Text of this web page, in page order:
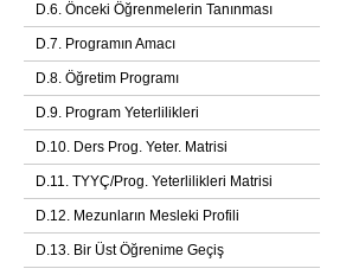
D.6. Önceki Öğrenmelerin Tanınması
D.7. Programın Amacı
D.8. Öğretim Programı
D.9. Program Yeterlilikleri
D.10. Ders Prog. Yeter. Matrisi
D.11. TYYÇ/Prog. Yeterlilikleri Matrisi
D.12. Mezunların Mesleki Profili
D.13. Bir Üst Öğrenime Geçiş